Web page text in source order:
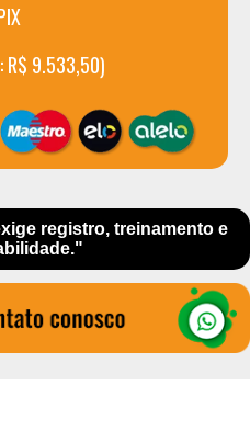
R$ 9.533,50)
registro, treinamento e